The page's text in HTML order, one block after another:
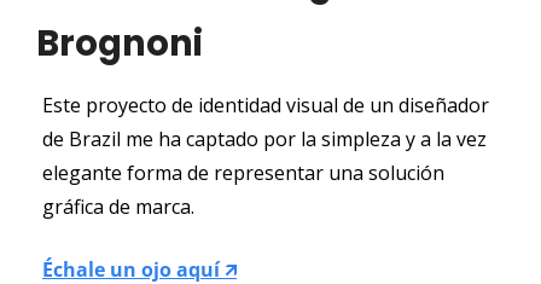
Brognoni
Este proyecto de identidad visual de un diseñador
de Brazil me ha captado por la simpleza y a la vez
elegante forma de representar una solución
gráfica de marca.
Échale un ojo aquí 🡭